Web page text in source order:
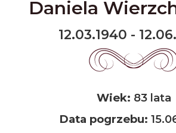
Daniela
12.03.1940 -
Wiek: 83 lata
Data pogrzebu: